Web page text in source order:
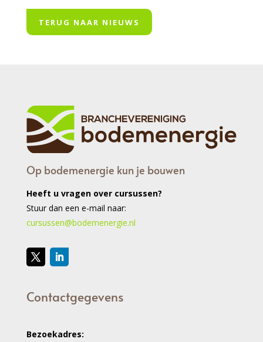
TERUG NAAR NIEUWS
Op bodemenergie kun je bouwen
Heeft u vragen over cursussen?
Stuur dan een e-mail naar:
cursussen@bodemenergie.nl
Contactgegevens
Bezoekadres: